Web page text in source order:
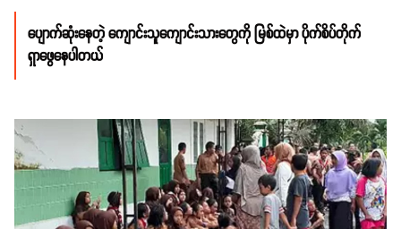
ပျောက်ဆုံးနေတဲ့ ကျောင်းသူကျောင်းသားတွေကို မြစ်ထဲမှာ ပိုက်စိပ်တိုက်
ရှာဖွေနေပါတယ်